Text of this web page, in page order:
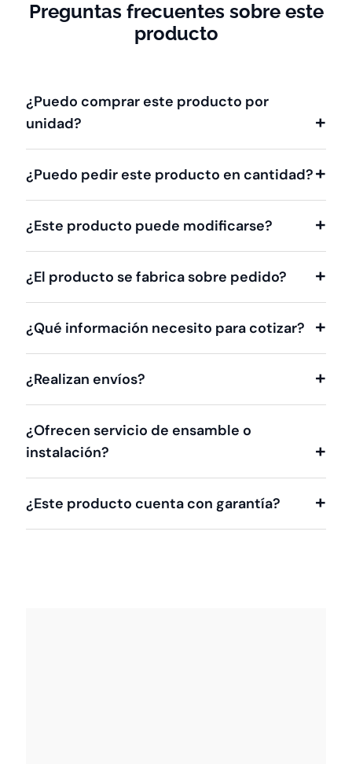
Preguntas frecuentes sobre este
producto
¿Puedo comprar este producto por
unidad?
¿Puedo pedir este producto en cantidad?
¿Este producto puede modificarse?
¿El producto se fabrica sobre pedido?
¿Qué información necesito para cotizar?
¿Realizan envíos?
¿Ofrecen servicio de ensamble o
instalación?
¿Este producto cuenta con garantía?